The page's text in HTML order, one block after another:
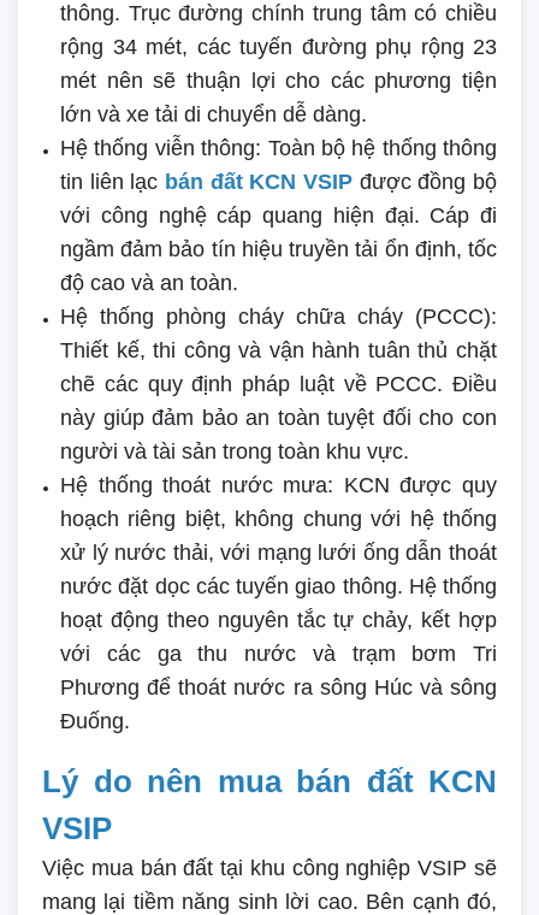
thông. Trục đường chính trung tâm có chiều
rộng 34 mét, các tuyến đường phụ rộng 23
mét nên sẽ thuận lợi cho các phương tiện
lớn và xe tải di chuyển dễ dàng.
Hệ thống viễn thông: Toàn bộ hệ thống thông
tin liên lạc bán đất KCN VSIP được đồng bộ
với công nghệ cáp quang hiện đại. Cáp đi
ngầm đảm bảo tín hiệu truyền tải ổn định, tốc
độ cao và an toàn.
Hệ thống phòng cháy chữa cháy (PCCC):
Thiết kế, thi công và vận hành tuân thủ chặt
chẽ các quy định pháp luật về PCCC. Điều
này giúp đảm bảo an toàn tuyệt đối cho con
người và tài sản trong toàn khu vực.
Hệ thống thoát nước mưa: KCN được quy
hoạch riêng biệt, không chung với hệ thống
xử lý nước thải, với mạng lưới ống dẫn thoát
nước đặt dọc các tuyến giao thông. Hệ thống
hoạt động theo nguyên tắc tự chảy, kết hợp
với các ga thu nước và trạm bơm Tri
Phương để thoát nước ra sông Húc và sông
Đuống.
Lý do nên mua bán đất KCN
VSIP
Việc mua bán đất tại khu công nghiệp VSIP sẽ
mang lại tiềm năng sinh lời cao. Bên cạnh đó,